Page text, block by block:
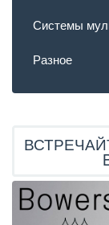
Системы
Разное